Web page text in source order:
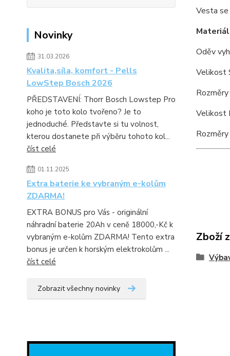
Novinky
31.03.2026
Kvalita,síla, komfort - Pells
LowStep Bosch 2026
PŘEDSTAVENÍ: Thorr Bosch Lowstep Pro
koho je toto kolo tvořeno? Je to
jednoduché. Představte si tu volnost,
kterou dostanete při výběru tohoto kol...
číst celé
01.11.2025
Extra baterie ke vybraným e-kolům
ZDARMA!
EXTRA BONUS pro Vás - originální
náhradní baterie 20Ah v ceně 18000,-Kč k
vybraným e-kolům ZDARMA! Tento extra
bonus je určen k horským elektrokolům ...
číst celé
Zobrazit všechny novinky
Vesta se
Oděv
Velikost
Velikost
Zboží